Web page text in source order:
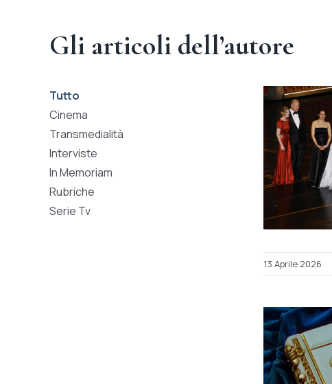
Gli articoli dell’autore
Tutto
Cinema
Transmedialità
Interviste
In Memoriam
Rubriche
Serie Tv
13 Aprile 2026